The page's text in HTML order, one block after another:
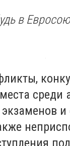
в
среди
экзаменов